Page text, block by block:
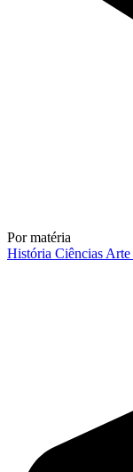
Por matéria
História Ciências Arte